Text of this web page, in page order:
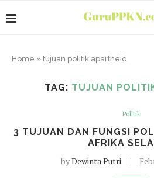
Home » tujuan politik apartheid
TAG: TUJUAN
Politik
3 TUJUAN DAN FUNGSI
AFRIKA
byDewinta Putri